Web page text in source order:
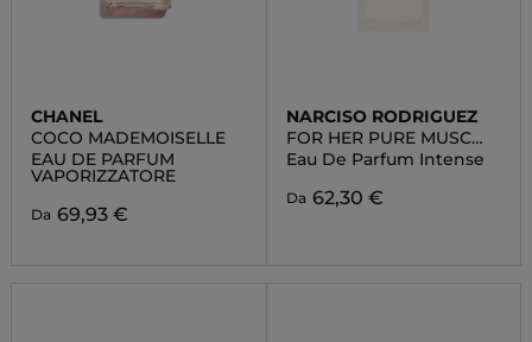
CHANEL
COCO MADEMOISELLE
EAU DE PARFUM
VAPORIZZATORE
Da 69,93 €
NARCISO RODRIGUEZ
FOR HER PURE MUSC
BLANC
Eau De Parfum Intense
Da 62,30 €